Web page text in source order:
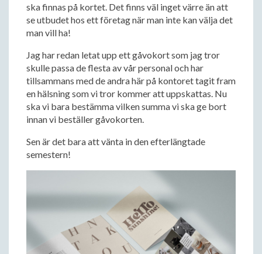
ska finnas på kortet. Det finns väl inget värre än att
se utbudet hos ett företag när man inte kan välja det
man vill ha!
Jag har redan letat upp ett gåvokort som jag tror
skulle passa de flesta av vår personal och har
tillsammans med de andra här på kontoret tagit fram
en hälsning som vi tror kommer att uppskattas. Nu
ska vi bara bestämma vilken summa vi ska ge bort
innan vi beställer gåvokorten.
Sen är det bara att vänta in den efterlängtade
semestern!